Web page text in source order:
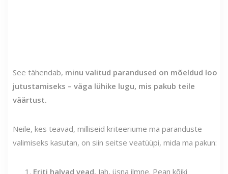
See tähendab, minu valitud parandused on mõeldud loo
jutustamiseks – väga lühike lugu, mis pakub teile
väärtust.
Neile, kes teavad, milliseid kriteeriume ma paranduste
valimiseks kasutan, on siin seitse veatüüpi, mida ma pakun:
Eriti halvad vead. Jah, üsna ilmne. Pean kõiki